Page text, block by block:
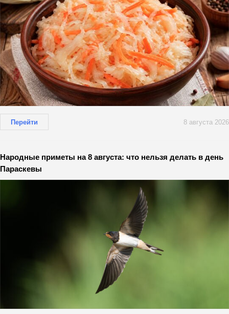
Перейти 8 августа 2026
Народные приметы на 8 августа: что нельзя делать в день
Параскевы